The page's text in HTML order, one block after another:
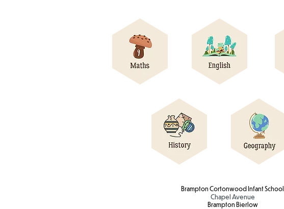
Brampton Cortonwood Infant School
Chapel Avenue
Brampton Bierlow